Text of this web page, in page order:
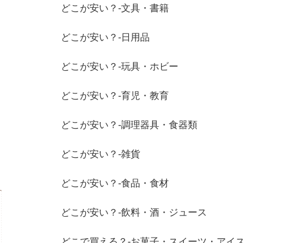
どこが安い？-文具・書籍
どこが安い？-日用品
どこが安い？-玩具・ホビー
どこが安い？-育児・教育
どこが安い？-調理器具・食器類
どこが安い？-雑貨
どこが安い？-食品・食材
どこが安い？-飲料・酒・ジュース